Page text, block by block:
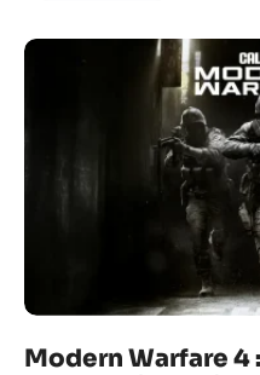
Modern Warfare 4